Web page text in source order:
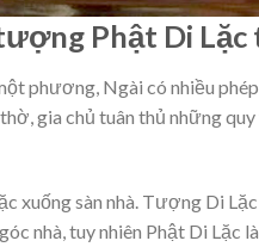
Phật Di Lặc
phương, Ngài có nhiều
gia chủ tuân thủ những
xuống sàn nhà. Tượng Di
nhà, tuy nhiên Phật Di Lặc